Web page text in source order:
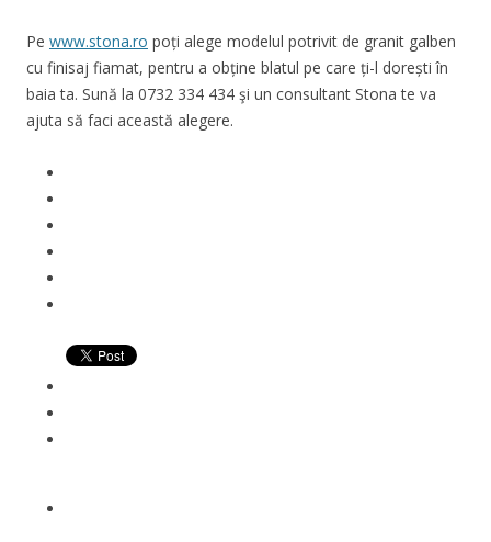
Pe www.stona.ro poți alege modelul potrivit de granit galben
cu finisaj fiamat, pentru a obține blatul pe care ți-l dorești în
baia ta. Sună la 0732 334 434 şi un consultant Stona te va
ajuta să faci această alegere.